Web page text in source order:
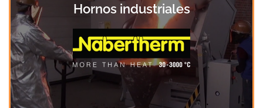
Hornos industriales